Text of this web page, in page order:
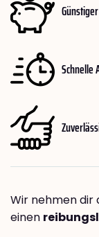
Schnelle
Wir nehmen dir
einen